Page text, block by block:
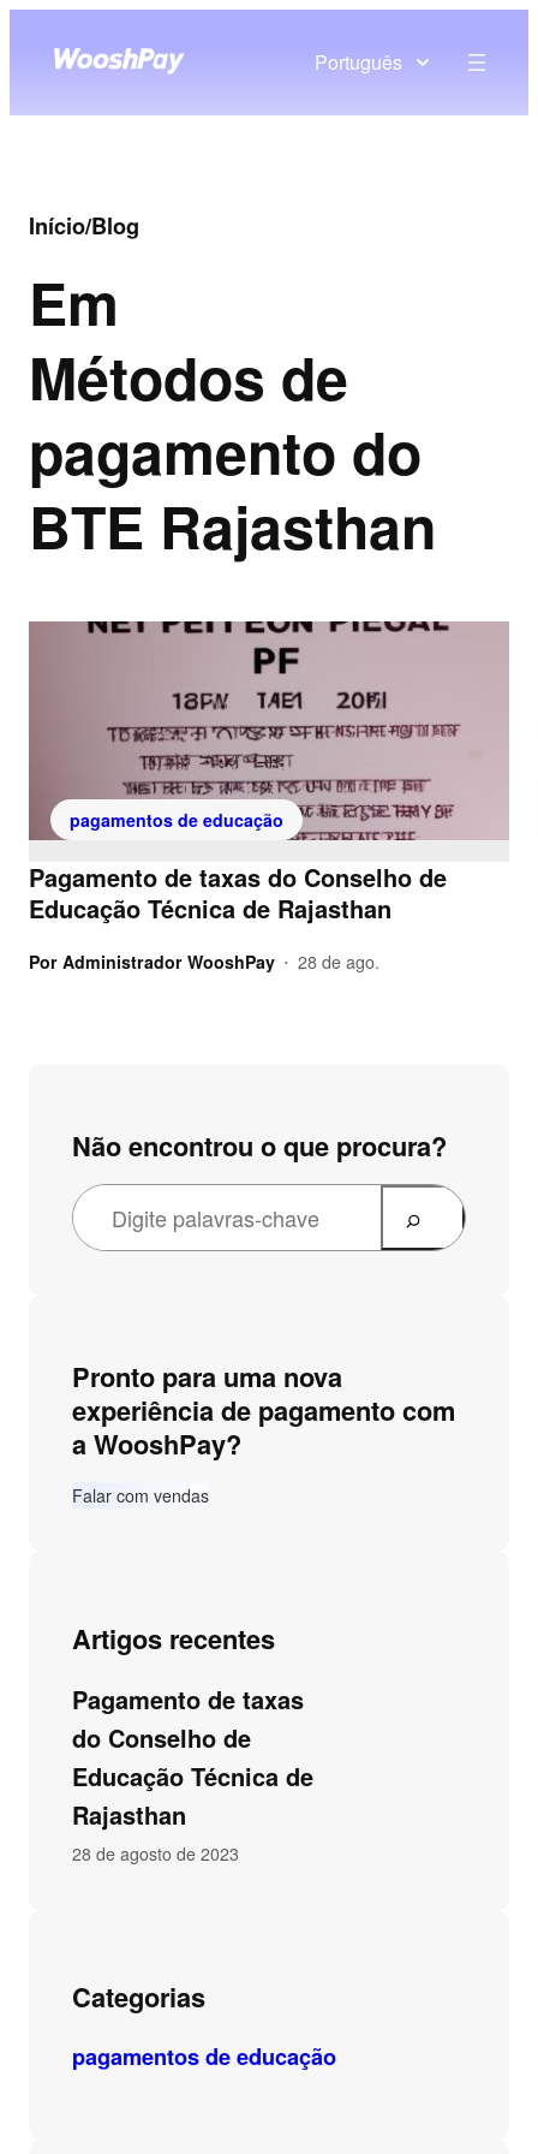
Português
Início/Blog
Em
Métodos de
pagamento do
BTE Rajasthan
pagamentos de educação
Pagamento de taxas do Conselho de
Educação Técnica de Rajasthan
Por Administrador WooshPay • 28 de ago.
Não encontrou o que procura?
Pronto para uma nova
experiência de pagamento com
a WooshPay?
Falar com vendas
Artigos recentes
Pagamento de taxas
do Conselho de
Educação Técnica de
Rajasthan
28 de agosto de 2023
Categorias
pagamentos de educação